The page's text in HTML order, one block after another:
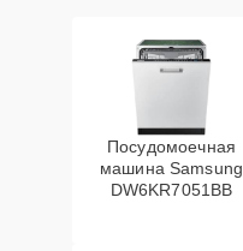
Посудомоечная
машина Samsung
DW6KR7051BB